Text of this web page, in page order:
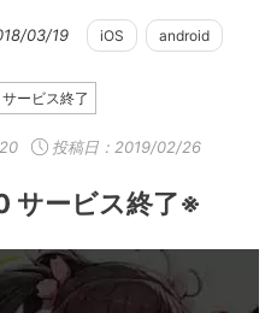
03/19 iOS android
サービス終了
投稿日：2019/02/26
ービス終了※